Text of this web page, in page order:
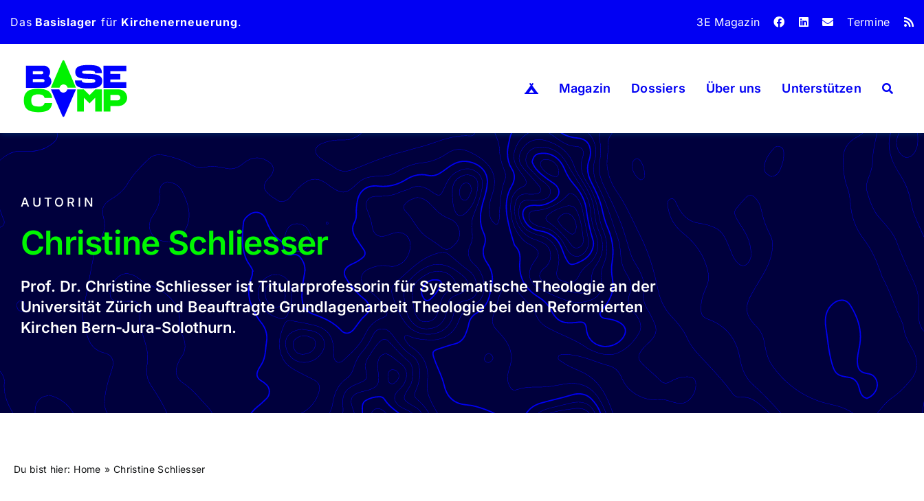
Inhalt
springen
Das Basislager für Kirchen­erneuerung. 3E Magazin Termine
Magazin Dossiers Über uns Unterstützen
AUTORIN
Christine Schliesser
Prof. Dr. Christine Schliesser ist Titularprofessorin für Systematische Theologie an der
Universität Zürich und Beauftragte Grundlagenarbeit Theologie bei den Reformierten
Kirchen Bern-Jura-Solothurn.
Du bist hier: Home Christine Schliesser